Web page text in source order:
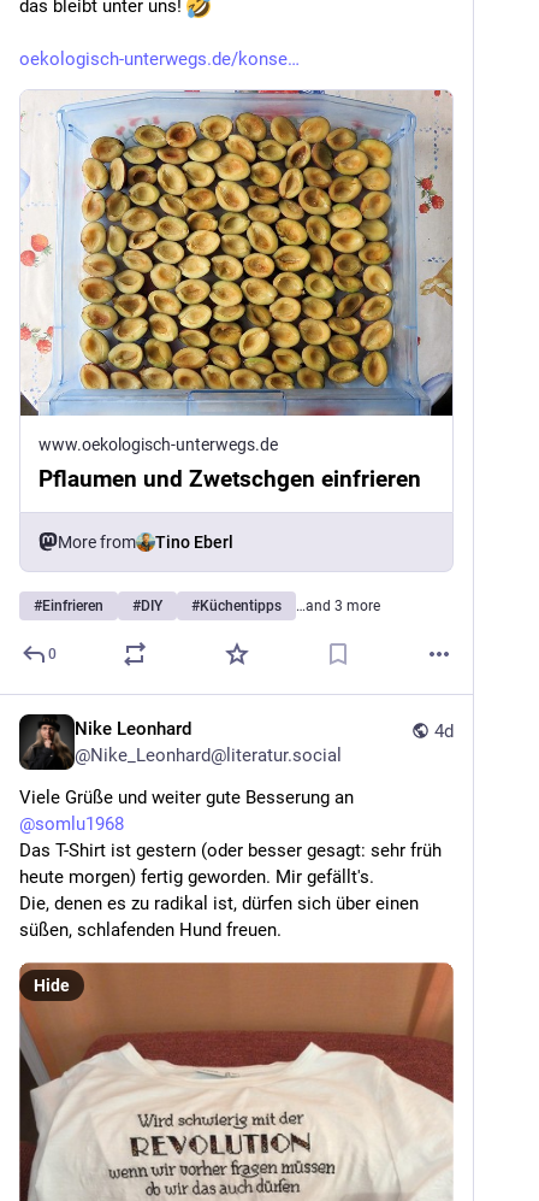
das bleibt unter uns!
oekologisch-unterwegs.de/konse
www.oekologisch-unterwegs.de
Pflaumen und Zwetschgen einfrieren
More from Tino Eberl
#Einfrieren #DIY #Küchentipps …and 3 more
0
4d
Nike Leonhard
@Nike_Leonhard@literatur.social
@somlu1968
Das T-Shirt ist gestern (oder besser gesagt: sehr früh
heute morgen) fertig geworden. Mir gefällt's.
Die, denen es zu radikal ist, dürfen sich über einen
süßen, schlafenden Hund freuen.
Hide